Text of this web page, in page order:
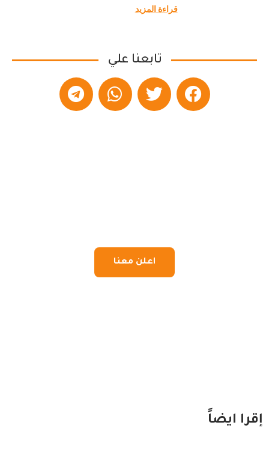
قراءة المزيد
تابعنا علي
اعلن معنا
إقرا ايضاً